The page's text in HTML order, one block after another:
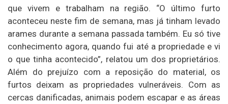
que vivem e trabalham na região. “O último furto
aconteceu neste fim de semana, mas já tinham levado
arames durante a semana passada também. Eu só tive
conhecimento agora, quando fui até a propriedade e vi
o que tinha acontecido”, relatou um dos proprietários.
Além do prejuízo com a reposição do material, os
furtos deixam as propriedades vulneráveis. Com as
cercas danificadas, animais podem escapar e as áreas